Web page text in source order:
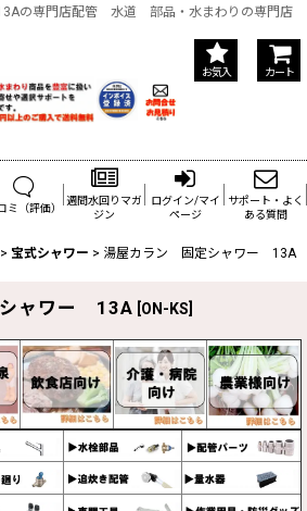
の専門店配管 水道 部品・水まわりの専門店
お気入 カート
ミ（評価）
週間水回りマガ
ジン
ログイン/マイ
ページ
サポート・よく
ある質問
> 宝式シャワー > 湯屋カラン 固定シャワー 13A
ャワー 13A ON-KS